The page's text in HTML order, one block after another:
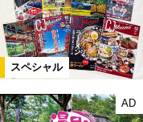
スペシャル
AD